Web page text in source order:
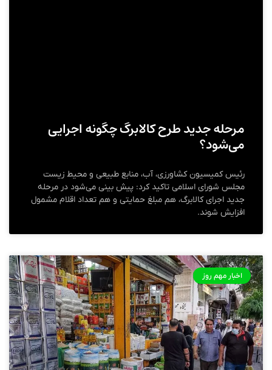
مرحله جدید طرح کالابرگ چگونه اجرایی
می‌شود؟
رئیس کمیسیون کشاورزی، آب، منابع طبیعی و محیط زیست
مجلس شورای اسلامی تاکید کرد: پیش بینی می‌شود در مرحله
جدید اجرای کالابرگ، هم مبلغ حمایتی و هم تعداد اقلام مشمول
افزایش شوند.
اخبار مهم روز